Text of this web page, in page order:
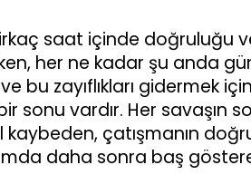
saat içinde doğruluğu
her ne kadar şu anda
bu zayıflıkları gidermek
sonu vardır. Her savaşın
kaybeden, çatışmanın
daha sonra baş